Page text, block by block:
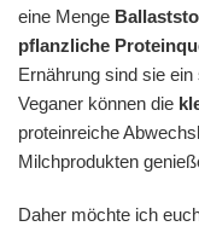
eine Menge
pflanzliche
Ernährung sind sie
Veganer können die
proteinreiche
Milchprodukten
Daher möchte ich